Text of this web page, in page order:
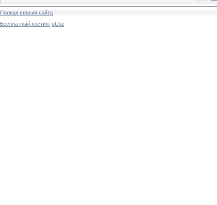
Полная версия сайта
Бесплатный хостинг uCoz